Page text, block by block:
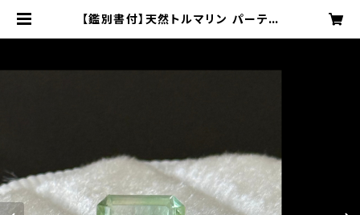
【鑑別書付】天然トルマリン パーティ
ン | LAPISCOPE［ラピスコープ］ナ